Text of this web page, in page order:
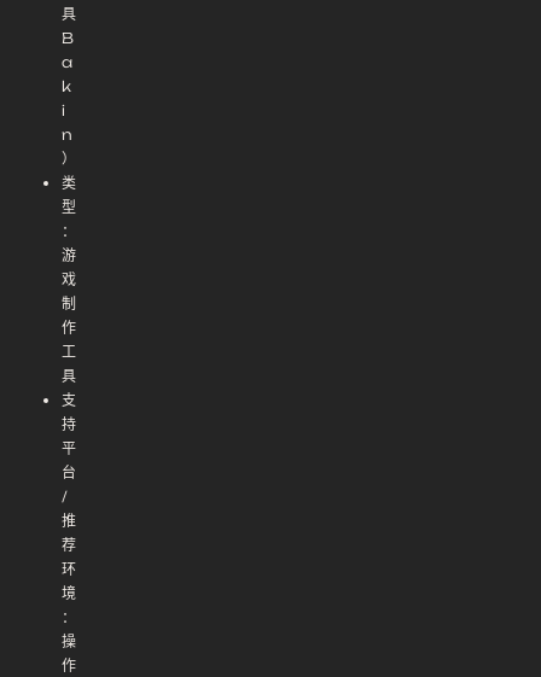
具
B
a
k
i
n
）
类
型
：
游
戏
制
作
工
具
支
持
平
台
/
推
荐
环
境
：
操
作